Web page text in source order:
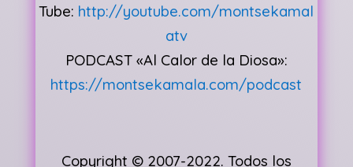
Tube: http://youtube.com/montsekamal
atv
PODCAST «Al Calor de la Diosa»:
https://montsekamala.com/podcast
Copyright © 2007-2022. Todos los